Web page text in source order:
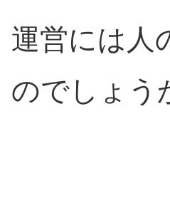
運営には人
のでしょう